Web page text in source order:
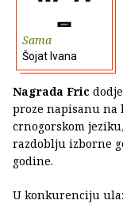
Sama
Šojat Ivana
Nagrada Fric
proze napisanu na
crnogorskom
razdoblju izborne
godine.
U konkurenciju